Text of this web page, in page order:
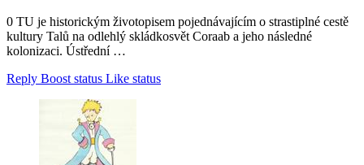
0 TU je historickým životopisem pojednávajícím o strastiplné cestě
kultury Talů na odlehlý skládkosvět Coraab a jeho následné
kolonizaci. Ústřední …
Reply Boost status Like status